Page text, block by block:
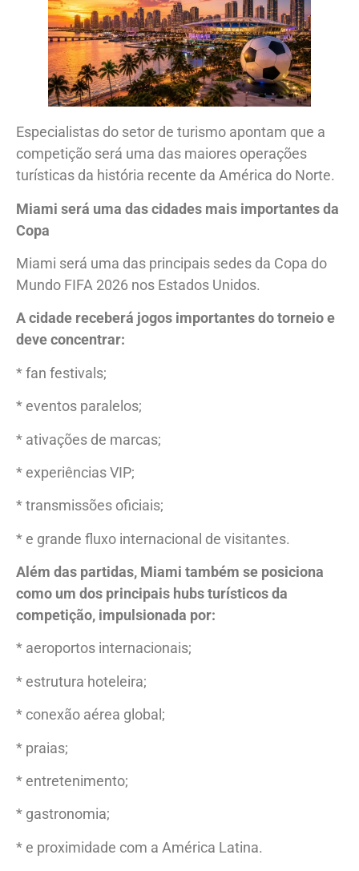
Especialistas do setor de turismo apontam que a
competição será uma das maiores operações
turísticas da história recente da América do Norte.
Miami será uma das cidades mais importantes da
Copa
Miami será uma das principais sedes da Copa do
Mundo FIFA 2026 nos Estados Unidos.
A cidade receberá jogos importantes do torneio e
deve concentrar:
* fan festivals;
* eventos paralelos;
* ativações de marcas;
* experiências VIP;
* transmissões oficiais;
* e grande fluxo internacional de visitantes.
Além das partidas, Miami também se posiciona
como um dos principais hubs turísticos da
competição, impulsionada por:
* aeroportos internacionais;
* estrutura hoteleira;
* conexão aérea global;
* praias;
* entretenimento;
* gastronomia;
* e proximidade com a América Latina.